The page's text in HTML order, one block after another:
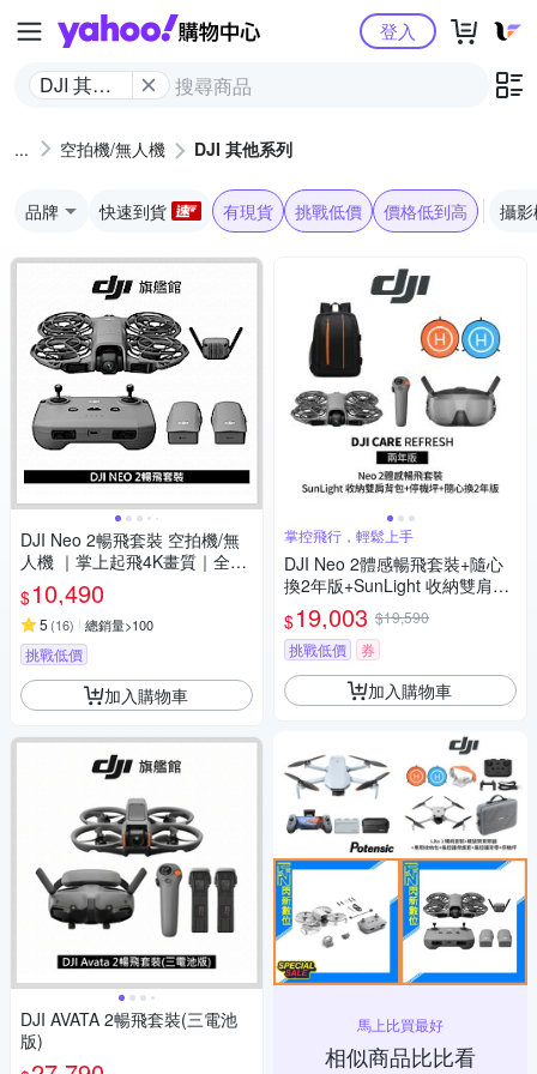
Yahoo購物中心
DJI 其他
登入
空拍機/無人機 DJI 其他系列
品牌 快速到貨 有現貨 挑戰低價 價格低到高 攝
DJI Neo 2暢飛套裝 空拍機/無
人機 ｜掌上起飛4K畫質｜全向
避障最安心
$10,490
5 (16) 總銷量>100
挑戰低價
加入購物車
DJI AVATA 2暢飛套裝(三電池
版)
掌控飛行，輕鬆上手
DJI Neo 2體感暢飛套裝+隨心
換2年版+SunLight 收納雙肩背
包+SunLight PK-075 停機坪
(聯強公司貨)
$19,003 $19,590
挑戰低價
券
加入購物車
馬上比買最好
相似商品比比看